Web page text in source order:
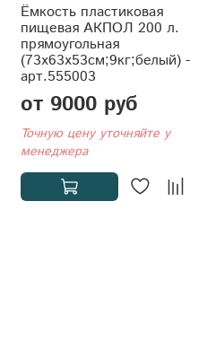
Ёмкость пластиковая
пищевая АКПОЛ 200 л.
прямоугольная
(73x63x53см;9кг;белый) -
арт.555003
от 9000 руб
Точную цену уточняйте у
менеджера